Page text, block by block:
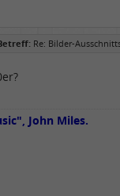
Re: Bilder-
John Miles.